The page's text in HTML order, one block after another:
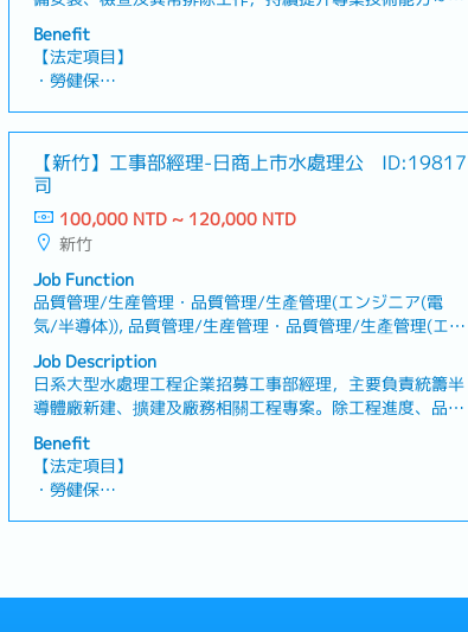
【工作內容】・於客戶端進行新設備及系統安裝與動作測
試・製作設備安裝及測試結果報告・設備或系統發生異常
時，進行檢查、原因確認及維修・製作異常內容及處理結果
報告・確認客戶端設備需求及規格・將客戶需求提供業務部
門及日本總公司・進行PLC、控制系統及相關設備的保養與
力】・可累積半導體製造設備安裝、保養及異常處理等完整
經驗。・公司提供國內、日本及馬來西亞教育訓練。・可依
工作經驗及相關資格獲得薪資優遇。・依個人意願及工作表
現，有機會成為集團儲備幹部或前往日本總公司工作。【產
裝、維護及技術支援服務
Benefit
【法定項目】
・勞健保
・各種休假（特別休假、婚假、喪假、生理假、產檢假、陪
產假、產假、育嬰假）
・退休金
【公司福利】
・年終獎金（合計平均2,5か月）、三節禮金、永年勤續獎
金
・員工團體保險、差旅平安保險
・員工健康檢查
・員工旅遊
・配發業務手機
・在職教育訓練
・伙食津貼
【新竹】工事部經理-日商上市水處理公
司
ID:19817
100,000 NTD ~ 120,000 NTD
新竹
Job Function
品質管理/生産管理・品質管理/生產管理(エンジニア(電
気/半導体)), 品質管理/生産管理・品質管理/生產管理(エン
ジニア(機械)), 設備建築/建設管理・設備建築/建設管理, 製
品管理/ベンダー/購買/物流・產品管理/供應商/採購/物流
Job Description
日系大型水處理工程企業招募工事部經理，主要負責統籌半
導體廠新建、擴建及廠務相關工程專案。除工程進度、品
質、成本及風險管理外，亦需負責10人以上團隊之管理與
人才培育。【工作內容】・負責半導體廠新建、擴建及廠務
相關工程案件之執行與管理・統籌建廠專案之工程進度、品
質、成本及風險管理・制定專案時程並進行整體進度控管・
協調業主、設計部門、採購部門、施工廠商及設備供應商之
告製作・掌握工程現場發生之問題，進行原因分析並提出改
Benefit
【法定項目】
・勞健保